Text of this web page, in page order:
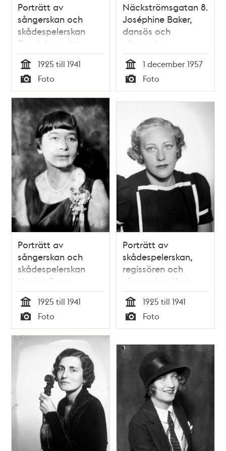
Porträtt av
sångerskan och
skådespelerskan
Zarah Leander,
iklädd hög hatt
Tid
1925 till 1941
Typ
Foto
Näckströmsgatan 8.
Joséphine Baker,
dansös och
sångerska,
uppträder på Berns
Tid
1 december 1957
Typ
Foto
Porträtt av
sångerskan och
skådespelerskan
Harriet Bosse
Tid
1925 till 1941
Typ
Foto
Porträtt av
skådespelerskan,
regissören och
sångerskan Karin
Ekelund. Karin
Ekelund anställdes
1961 som första
kvinnliga producent
och regissör vid
Radioteatern
Tid
1925 till 1941
Typ
Foto